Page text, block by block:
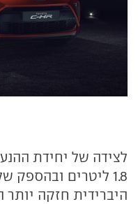
לצידה של יחידת
היברידית חזקה יותר